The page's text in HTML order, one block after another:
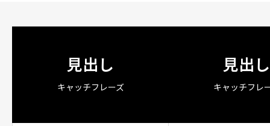
見出し
キャッチフレーズ
見出し
キャッチフレ